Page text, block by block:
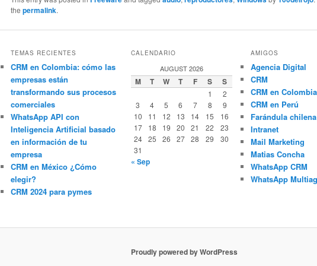
thepermalink.
TEMAS RECIENTES
CRM en Colombia: cómo las
empresas están
transformando sus procesos
comerciales
WhatsApp API con
Inteligencia Artificial basado
en información de tu
empresa
CRM en México ¿Cómo
elegir?
CRM 2024 para pymes
CALENDARIO
AUGUST 2026
M T W T F S S
1
2
3
4 5 6 7 8
9
10
11 12 13 14 15
16
17
18 19 20 21 22
23
24
25 26 27 28 29
30
31
« Sep
AMIGOS
Agencia Digital
CRM
CRM en Colombia
CRM en Perú
Farándula chilena
Intranet
Mail Marketing
Matias Concha
WhatsApp CRM
WhatsApp
Proudly powered by WordPress